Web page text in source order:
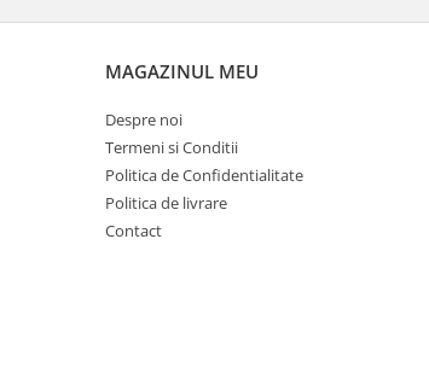
MAGAZINUL MEU
Despre noi
Termeni si Conditii
Politica de Confidentialitate
Politica de livrare
Contact